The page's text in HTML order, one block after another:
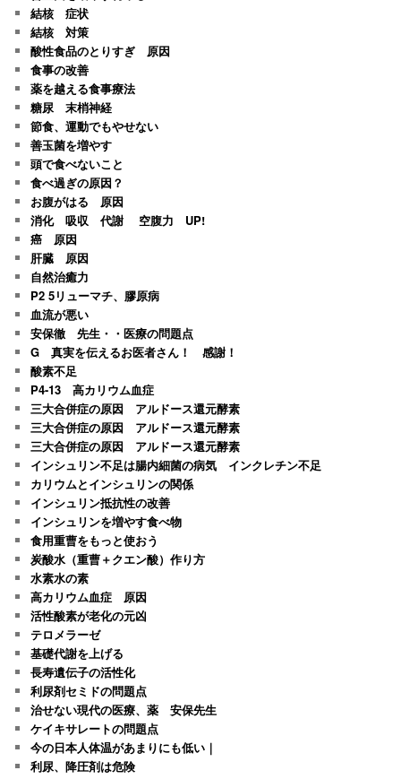
結核 症状
結核 対策
酸性食品のとりすぎ 原因
食事の改善
薬を越える食事療法
糖尿 末梢神経
節食、運動でもやせない
善玉菌を増やす
頭で食べないこと
食べ過ぎの原因？
お腹がはる 原因
消化 吸収 代謝 空腹力 UP!
癌 原因
肝臓 原因
自然治癒力
P2 5リューマチ、膠原病
血流が悪い
安保徹 先生・・医療の問題点
G 真実を伝えるお医者さん！ 感謝！
酸素不足
P4-13 高カリウム血症
三大合併症の原因 アルドース還元酵素
三大合併症の原因 アルドース還元酵素
三大合併症の原因 アルドース還元酵素
インシュリン不足は腸内細菌の病気 インクレチン不足
カリウムとインシュリンの関係
インシュリン抵抗性の改善
インシュリンを増やす食べ物
食用重曹をもっと使おう
炭酸水（重曹＋クエン酸）作り方
水素水の素
高カリウム血症 原因
活性酸素が老化の元凶
テロメラーゼ
基礎代謝を上げる
長寿遺伝子の活性化
利尿剤セミドの問題点
治せない現代の医療、薬 安保先生
ケイキサレートの問題点
今の日本人体温があまりにも低い｜
利尿、降圧剤は危険